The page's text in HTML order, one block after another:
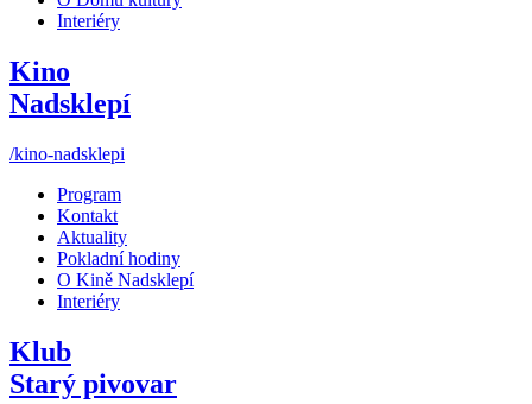
Interiéry
Kino
Nadsklepí
/kino-nadsklepi
Program
Kontakt
Aktuality
Pokladní hodiny
O Kině Nadsklepí
Interiéry
Klub
Starý pivovar